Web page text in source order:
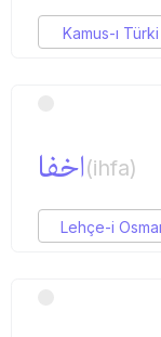
Kamus-ı Türki
اخفا(ihfa)
Lehçe-i